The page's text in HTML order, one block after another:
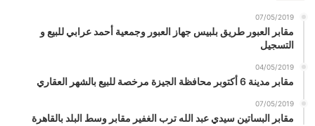
07/05/2019
مقابر العبور طريق بلبيس جهاز العبور وجمعية أحمد عرابي للبيع و
التسجيل
04/05/2019
مقابر مدينة 6 أكتوبر محافظة الجيزة مرخصة للبيع بالشهر العقاري
07/05/2019
مقابر البساتين سيدي عبد الله ترب الغفير مقابر وسط البلد بالقاهرة